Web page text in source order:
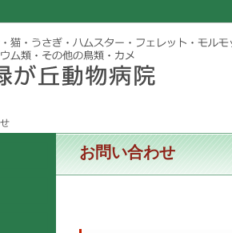
お問い合わせ